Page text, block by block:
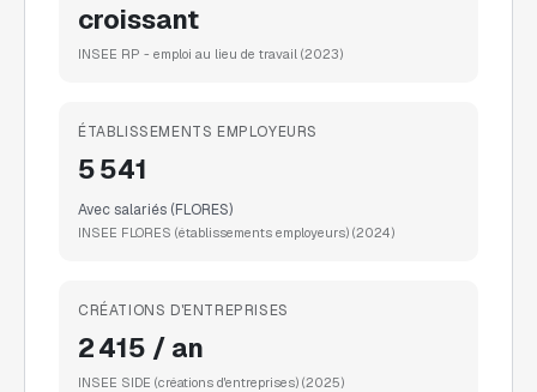
croissant
INSEE RP - emploi au lieu de travail (2023)
ÉTABLISSEMENTS EMPLOYEURS
5 541
Avec salariés (FLORES)
INSEE FLORES (établissements employeurs) (2024)
CRÉATIONS D'ENTREPRISES
2 415 / an
INSEE SIDE (créations d'entreprises) (2025)